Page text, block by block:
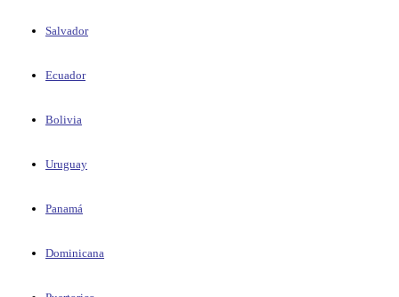
Salvador
Ecuador
Bolivia
Uruguay
Panamá
Dominicana